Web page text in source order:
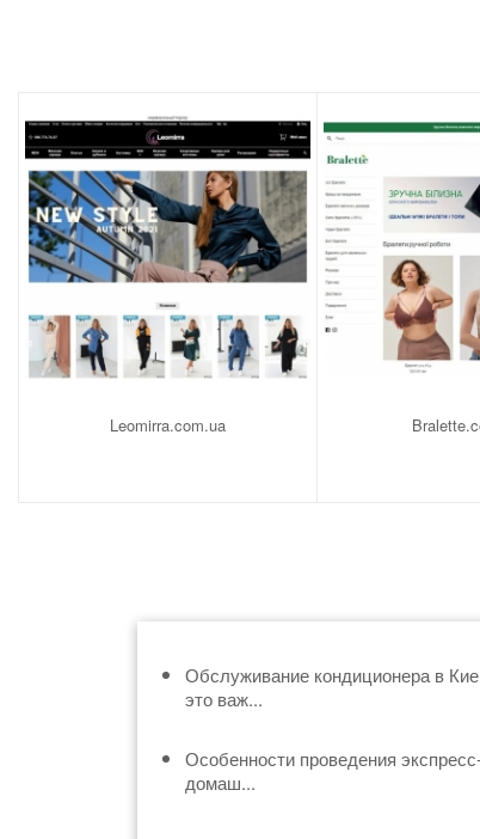
Leomirra.com.ua
Обслуживание кондиционера в
это важ...
Особенности проведения
домаш...